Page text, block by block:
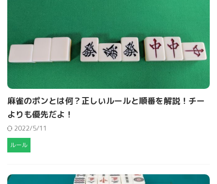
麻雀のポンとは何？正しいルールと順番を解説！チー
よりも優先だよ！
2022/5/11
ルール